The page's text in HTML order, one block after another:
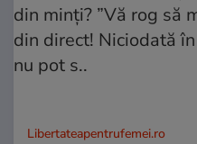
Libertateapentrufemei.ro